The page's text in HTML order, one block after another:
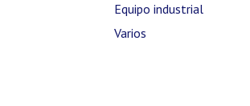
Equipo industrial
Varios